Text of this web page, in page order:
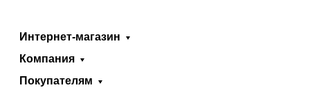
Интернет-магазин
Компания
Покупателям